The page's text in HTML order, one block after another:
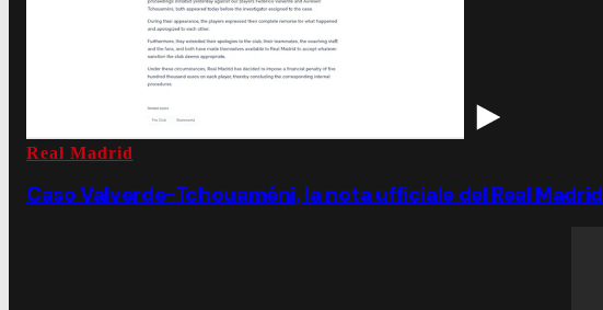
Real Madrid
Caso Valverde-Tchouaméni, la nota ufficiale del Real Madrid